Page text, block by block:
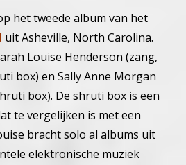
het tweede album van het
uit Asheville, North Carolina.
Louise Henderson (zang,
box) en Sally Anne Morgan
box). De shruti box is een
te vergelijken is met een
bracht solo al albums uit
elektronische muziek